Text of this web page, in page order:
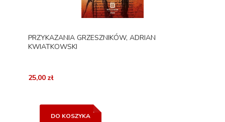
PRZYKAZANIA GRZESZNIKÓW, ADRIAN
KWIATKOWSKI
25,00 zł
DO KOSZYKA